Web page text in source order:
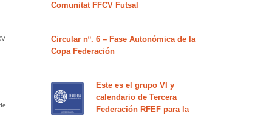
Comunitat FFCV Futsal
Circular nº. 6 – Fase Autonómica de la
Copa Federación
Este es el grupo VI y
calendario de Tercera
Federación RFEF para la